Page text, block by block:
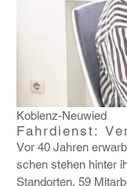
Koblenz-Neuwied
Fahrdienst:
Vor 40 Jahren
schen stehen hinter
Stand­orten, 59